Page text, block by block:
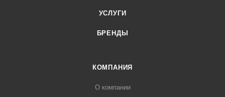
УСЛУГИ
БРЕНДЫ
КОМПАНИЯ
О компании